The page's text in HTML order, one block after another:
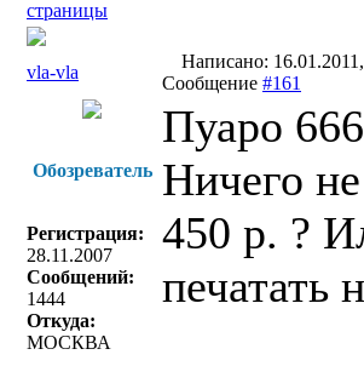
страницы
vla-vla
Написано:
Сообщение #161
Обозреватель
Регистрация:
28.11.2007
Сообщений:
1444
Откуда:
МОСКВА
Пуаро
Ничего
450 р. ?
печатать